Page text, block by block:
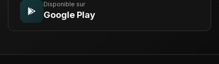
Disponible sur
Google Play